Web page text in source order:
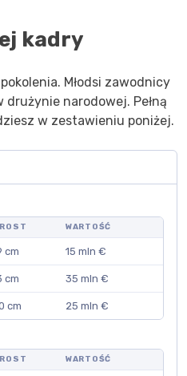
kadry
Młodsi zawodnicy
narodowej. Pełną
w zestawieniu poniżej.
WARTOŚĆ
cm 15 mln €
cm 35 mln €
cm 25 mln €
WARTOŚĆ